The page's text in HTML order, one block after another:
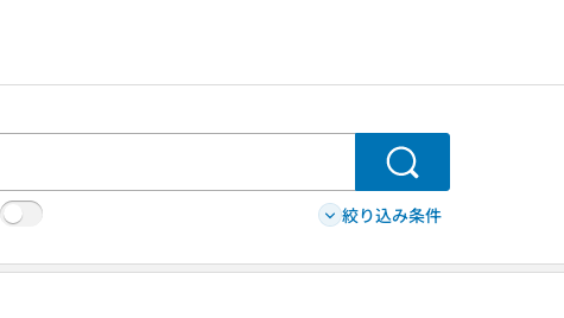
検索
絞り込み条件